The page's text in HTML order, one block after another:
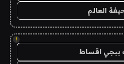
العالم
!
ببجي اقساط